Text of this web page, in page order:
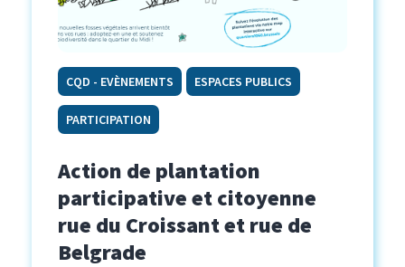
CQD - EVÈNEMENTS ESPACES PUBLICS
PARTICIPATION
Action de plantation
participative et citoyenne
rue du Croissant et rue de
Belgrade